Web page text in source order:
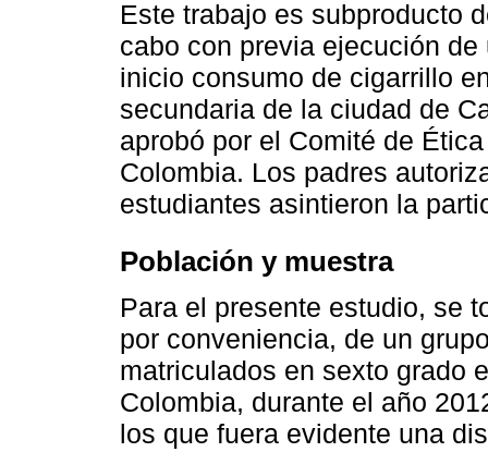
Este trabajo es subproducto
cabo con previa ejecución
inicio consumo de cigarrillo
secundaria de la ciudad de
aprobó por el Comité de
Colombia. Los padres
estudiantes asintieron la
Población y muestra
Para el presente estudio, se
por conveniencia, de un
matriculados en sexto grado
Colombia, durante el año
los que fuera evidente una